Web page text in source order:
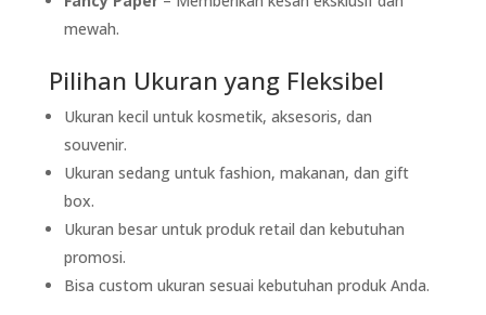
mewah.
Pilihan Ukuran yang Fleksibel
Ukuran kecil untuk kosmetik, aksesoris, dan
souvenir.
Ukuran sedang untuk fashion, makanan, dan gift
box.
Ukuran besar untuk produk retail dan kebutuhan
promosi.
Bisa custom ukuran sesuai kebutuhan produk Anda.